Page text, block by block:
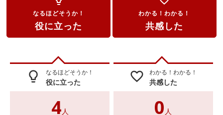
なるほどそうか！
役に立った
わかる！わかる！
共感した
lightbulb_outline なるほどそうか！
役に立った
4 人
favorite_border わかる！わかる！
共感した
0 人